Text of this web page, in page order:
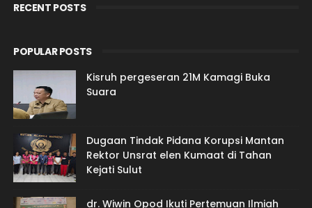
RECENT POSTS
POPULAR POSTS
Kisruh pergeseran 21M Kamagi Buka
Suara
Dugaan Tindak Pidana Korupsi Mantan
Rektor Unsrat elen Kumaat di Tahan
Kejati Sulut
dr. Wiwin Opod Ikuti Pertemuan Ilmiah